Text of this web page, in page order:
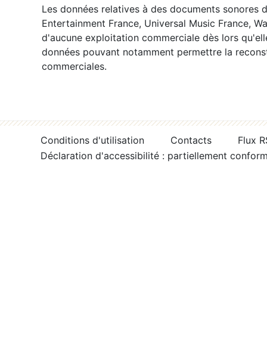
Les données relatives à des documents sonores
Entertainment France, Universal Music France,
d'aucune exploitation commerciale dès lors
données pouvant notamment permettre la
commerciales.
Conditions d'utilisation Contacts
Flux
Déclaration d'accessibilité : partiellement